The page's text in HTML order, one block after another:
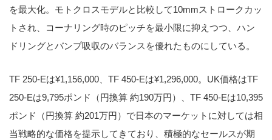
を最大化。モトクロスモデルと比較して10mmストロークカッ
トされ、コーナリング時のピッチを最小限に抑えつつ、ハン
ドリングとバンプ吸収のバランスを優れたものにしている。
TF 250-Eは¥1,156,000、TF 450-Eは¥1,296,000。UK価格はTF
250-Eは9,795ポンド（円換算 約190万円）、TF 450-Eは10,395
ポンド（円換算 約201万円）で日本のマーケットに対しては相
当戦略的な価格を提示してきており、積極的なセールスが期